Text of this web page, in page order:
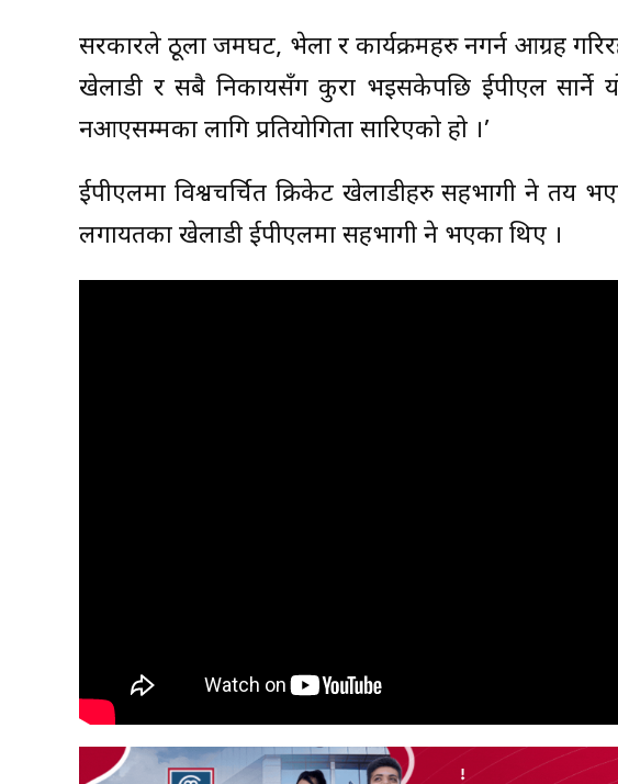
सरकारले ठूला जमघट, भेला र कार्यक्रमहरु नगर्न आग्रह
खेलाडी र सबै निकायसँग कुरा भइसकेपछि ईपीएल सार्ने
नआएसम्मका लागि प्रतियोगिता सारिएको हो ।’
ईपीएलमा विश्वचर्चित क्रिकेट खेलाडीहरु सहभागी हुने तय
लगायतका खेलाडी ईपीएलमा सहभागी हुने भएका थिए ।